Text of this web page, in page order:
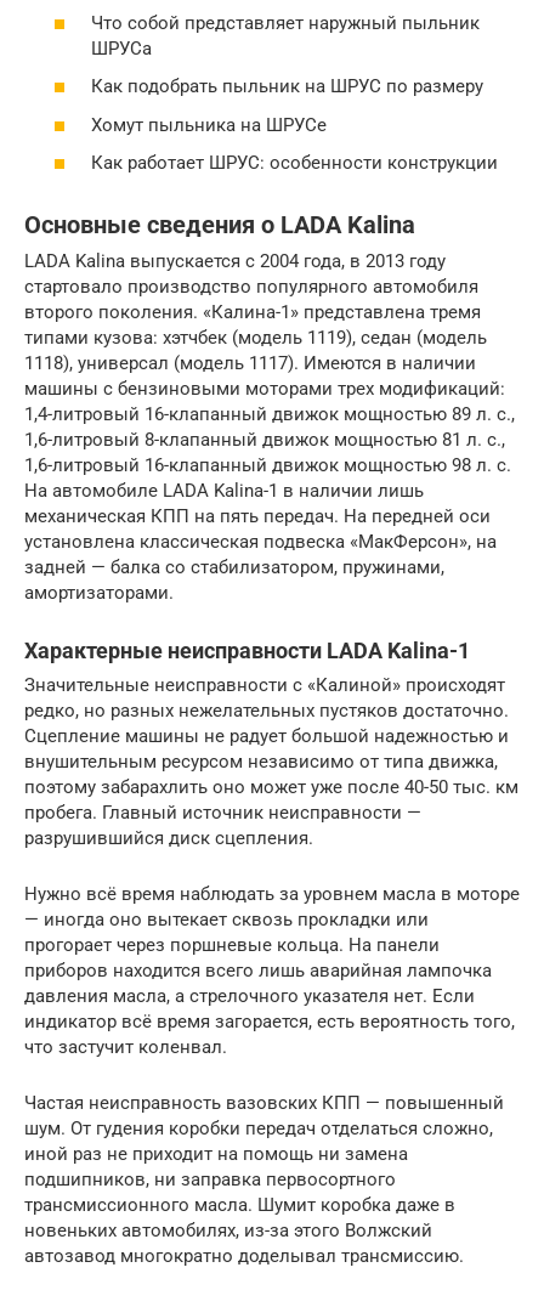
Что собой представляет наружный пыльник
ШРУСа
Как подобрать пыльник на ШРУС по размеру
Хомут пыльника на ШРУСе
Как работает ШРУС: особенности конструкции
Основные сведения о LADA Kalina
LADA Kalina выпускается с 2004 года, в 2013 году
стартовало производство популярного автомобиля
второго поколения. «Калина-1» представлена тремя
типами кузова: хэтчбек (модель 1119), седан (модель
1118), универсал (модель 1117). Имеются в наличии
машины с бензиновыми моторами трех модификаций:
1,4-литровый 16-клапанный движок мощностью 89 л. с.,
1,6-литровый 8-клапанный движок мощностью 81 л. с.,
1,6-литровый 16-клапанный движок мощностью 98 л. с.
На автомобиле LADA Kalina-1 в наличии лишь
механическая КПП на пять передач. На передней оси
установлена классическая подвеска «МакФерсон», на
задней — балка со стабилизатором, пружинами,
амортизаторами.
Характерные неисправности LADA Kalina-1
Значительные неисправности с «Калиной» происходят
редко, но разных нежелательных пустяков достаточно.
Сцепление машины не радует большой надежностью и
внушительным ресурсом независимо от типа движка,
поэтому забарахлить оно может уже после 40-50 тыс. км
пробега. Главный источник неисправности —
разрушившийся диск сцепления.
Нужно всё время наблюдать за уровнем масла в моторе
— иногда оно вытекает сквозь прокладки или
прогорает через поршневые кольца. На панели
приборов находится всего лишь аварийная лампочка
давления масла, а стрелочного указателя нет. Если
индикатор всё время загорается, есть вероятность того,
что застучит коленвал.
Частая неисправность вазовских КПП — повышенный
шум. От гудения коробки передач отделаться сложно,
иной раз не приходит на помощь ни замена
подшипников, ни заправка первосортного
трансмиссионного масла. Шумит коробка даже в
новеньких автомобилях, из-за этого Волжский
автозавод многократно доделывал трансмиссию.